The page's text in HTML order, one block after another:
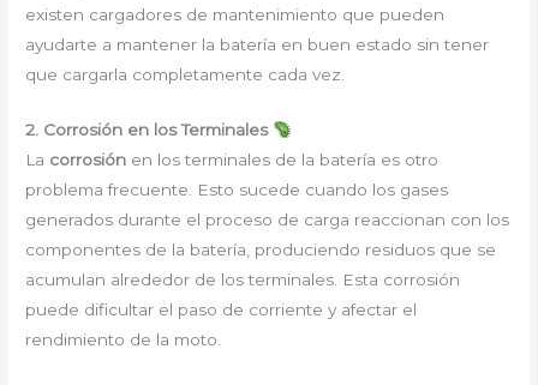
existen cargadores de mantenimiento que pueden
ayudarte a mantener la batería en buen estado sin tener
que cargarla completamente cada vez.
2. Corrosión en los Terminales
La corrosión en los terminales de la batería es otro
problema frecuente. Esto sucede cuando los gases
generados durante el proceso de carga reaccionan con los
componentes de la batería, produciendo residuos que se
acumulan alrededor de los terminales. Esta corrosión
puede dificultar el paso de corriente y afectar el
rendimiento de la moto.